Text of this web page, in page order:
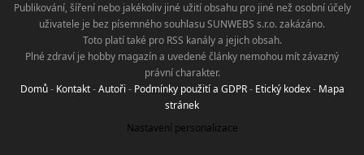
Publikování, šíření nebo jakékoliv jiné užití obsahu pro jiné než osobní účely
uživatele je bez písemného souhlasu SUNWEBS s.r.o. zakázáno.
Toto platí také pro RSS kanály a jejich obsah.
Plné zdraví je hobby magazín a uvedené články nemohou mít závazný
právní charakter.
Domů- Kontakt-Autoři - Podmínky použití a GDPR- Etický kodex- Mapa
stránek
Nastavení personalizace